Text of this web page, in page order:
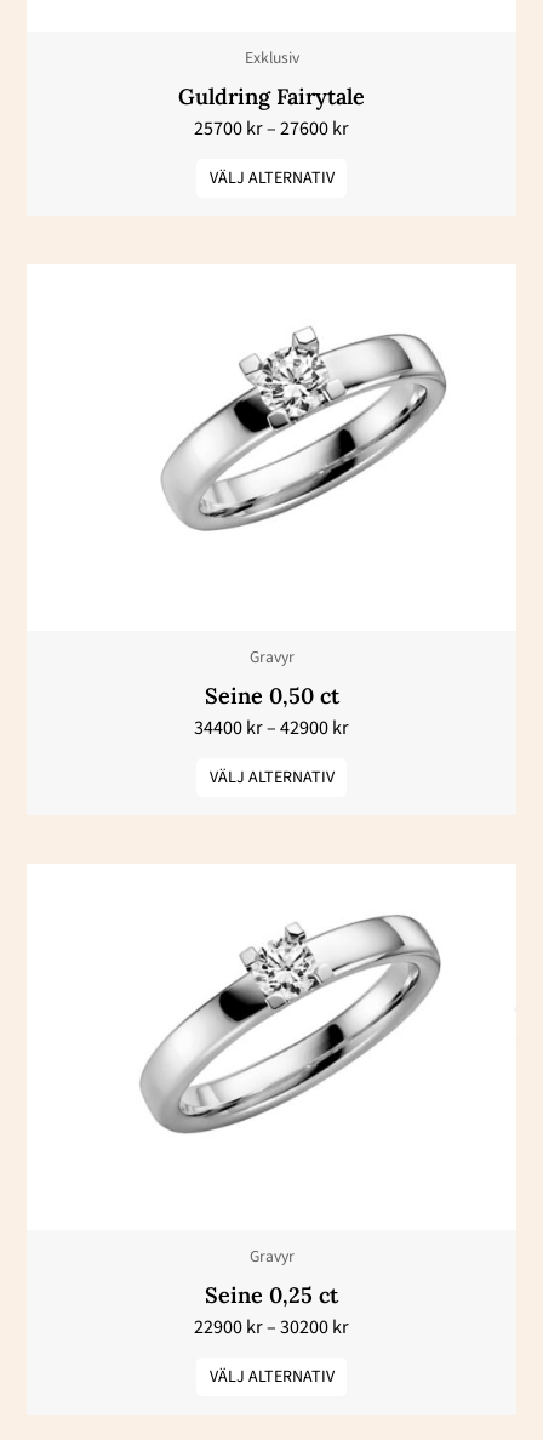
Exklusiv
Guldring Fairytale
25700kr–27600kr
VÄLJ ALTERNATIV
på
produktsidan
Gravyr
Seine 0,50 ct
34400kr–42900kr
42900 kr
VÄLJ ALTERNATIV
produkten
har
flera
varianter.
De
olika
på
produktsidan
Gravyr
Seine 0,25 ct
22900kr–30200kr
till
30200 kr
VÄLJ ALTERNATIV
produkten
har
flera
varianter.
De
på
produktsidan